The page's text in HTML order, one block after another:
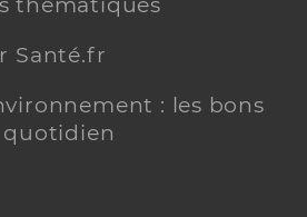
thématiques
Santé.fr
: les bons
quotidien